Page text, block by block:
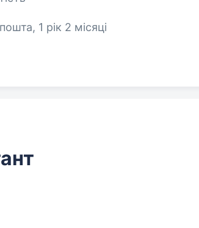
1 рік 2 місяці